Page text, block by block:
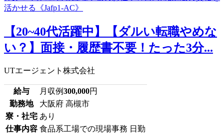
【20~40代活躍中】【ダルい転職やめな
い？】面接・履歴書不要！たった3分...
UTエージェント株式会社
給与 月収例300,000円
勤務地
大阪府 高槻市
寮・社宅 あり
仕事内容 食品系工場での現場事務 日勤